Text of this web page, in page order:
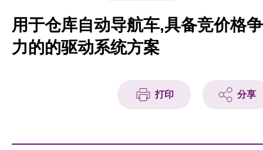
项目伙伴
活动及消息
用于仓库自动导航车,具备竞价格争
力的的驱动系统方案
打印 分享